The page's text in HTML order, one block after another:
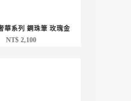
華系列 鋼珠筆 玫瑰金
NT$ 2,100